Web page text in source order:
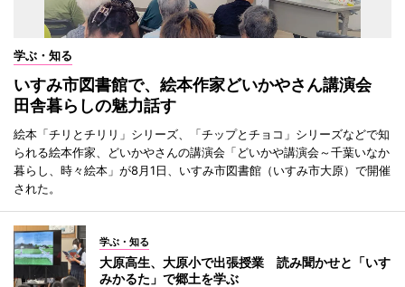
学ぶ・知る
いすみ市図書館で、絵本作家どいかやさん講演会
田舎暮らしの魅力話す
絵本「チリとチリリ」シリーズ、「チップとチョコ」シリーズなどで知
られる絵本作家、どいかやさんの講演会「どいかや講演会～千葉いなか
暮らし、時々絵本」が8月1日、いすみ市図書館（いすみ市大原）で開催
された。
学ぶ・知る
大原高生、大原小で出張授業 読み聞かせと「いす
みかるた」で郷土を学ぶ